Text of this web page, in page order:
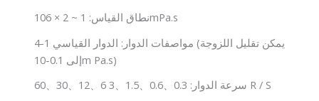
نطاق القياس: 1 ~ 2 × 106mPa.s
مواصفات الدوار: الدوار القياسي 1-4 (يمكن تقليل اللزوجة
إلى 0.1-10m Pa.s)
سرعة الدوار: 0.3、0.6、1.5、3 6、12、30、60 R / S